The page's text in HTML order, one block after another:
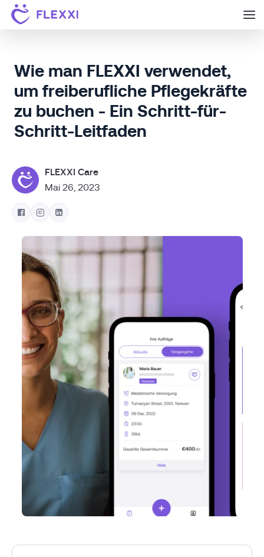
Wie man FLEXXI verwendet,
um freiberufliche Pflegekräfte
zu buchen - Ein Schritt-für-
Schritt-Leitfaden
FLEXXI Care
Mai 26, 2023